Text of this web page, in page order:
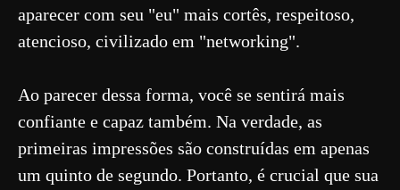
aparecer com seu "eu" mais cortês, respeitoso,
atencioso, civilizado em "networking".
Ao parecer dessa forma, você se sentirá mais
confiante e capaz também. Na verdade, as
primeiras impressões são construídas em apenas
um quinto de segundo. Portanto, é crucial que sua